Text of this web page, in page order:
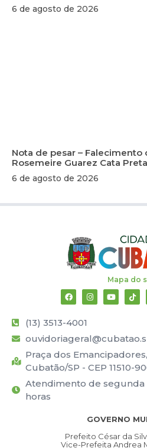
6 de agosto de 2026
Nota de pesar – Falecimento
Rosemeire Guarez Cata Preta
6 de agosto de 2026
Mapa do
(13) 3513-4001
Praça dos
Cubatão/SP - CEP 11510-
Atendimento de segunda
horas
GOVERNO
Prefeito César da
Vice-Prefeita Andrea